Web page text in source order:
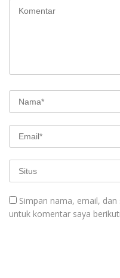
Simpan nama, email,
untuk komentar saya